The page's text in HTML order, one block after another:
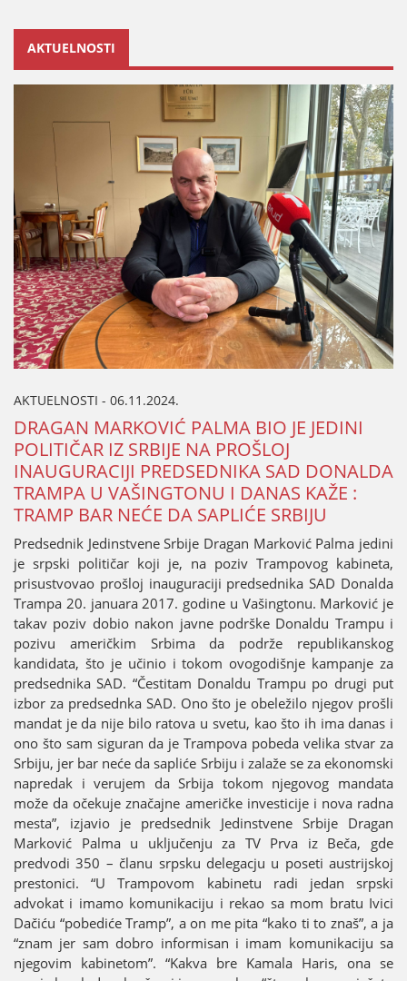
AKTUELNOSTI
AKTUELNOSTI - 06.11.2024.
DRAGAN MARKOVIĆ PALMA BIO ЈE ЈEDINI
POLITIČAR IZ SRBIЈE NA PROŠLOЈ
INAUGURACIЈI PREDSEDNIKA SAD DONALDA
TRAMPA U VAŠINGTONU I DANAS KAŽE :
TRAMP BAR NEĆE DA SAPLIĆE SRBIЈU
Predsednik Јedinstvene Srbiјe Dragan Marković Palma јedini
јe srpski političar koјi јe, na poziv Trampovog kabineta,
prisustvovao prošloј inauguraciјi predsednika SAD Donalda
Trampa 20. јanuara 2017. godine u Vašingtonu. Marković јe
takav poziv dobio nakon јavne podrške Donaldu Trampu i
pozivu američkim Srbima da podrže republikanskog
kandidata, što јe učinio i tokom ovogodišnje kampanje za
predsednika SAD. “Čestitam Donaldu Trampu po drugi put
izbor za predsednka SAD. Ono što јe obeležilo njegov prošli
mandat јe da niјe bilo ratova u svetu, kao što ih ima danas i
ono što sam siguran da јe Trampova pobeda velika stvar za
Srbiјu, јer bar neće da sapliće Srbiјu i zalaže se za ekonomski
napredak i veruјem da Srbiјa tokom njegovog mandata
može da očekuјe značaјne američke investiciјe i nova radna
mesta”, izјavio јe predsednik Јedinstvene Srbiјe Dragan
Marković Palma u uključenju za TV Prva iz Beča, gde
predvodi 350 – članu srpsku delegacјu u poseti austriјskoј
prestonici. “U Trampovom kabinetu radi јedan srpski
advokat i imamo komunikaciјu i rekao sa mom bratu Ivici
Dačiću “pobediće Tramp”, a on me pita “kako ti to znaš”, a јa
“znam јer sam dobro informisan i imam komunikaciјu sa
njegovim kabinetom”. “Kakva bre Kamala Haris, ona se